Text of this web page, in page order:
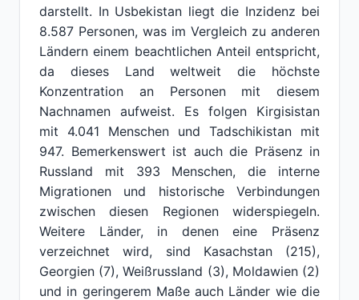
darstellt. In Usbekistan liegt die Inzidenz bei
8.587 Personen, was im Vergleich zu anderen
Ländern einem beachtlichen Anteil entspricht,
da dieses Land weltweit die höchste
Konzentration an Personen mit diesem
Nachnamen aufweist. Es folgen Kirgisistan
mit 4.041 Menschen und Tadschikistan mit
947. Bemerkenswert ist auch die Präsenz in
Russland mit 393 Menschen, die interne
Migrationen und historische Verbindungen
zwischen diesen Regionen widerspiegeln.
Weitere Länder, in denen eine Präsenz
verzeichnet wird, sind Kasachstan (215),
Georgien (7), Weißrussland (3), Moldawien (2)
und in geringerem Maße auch Länder wie die